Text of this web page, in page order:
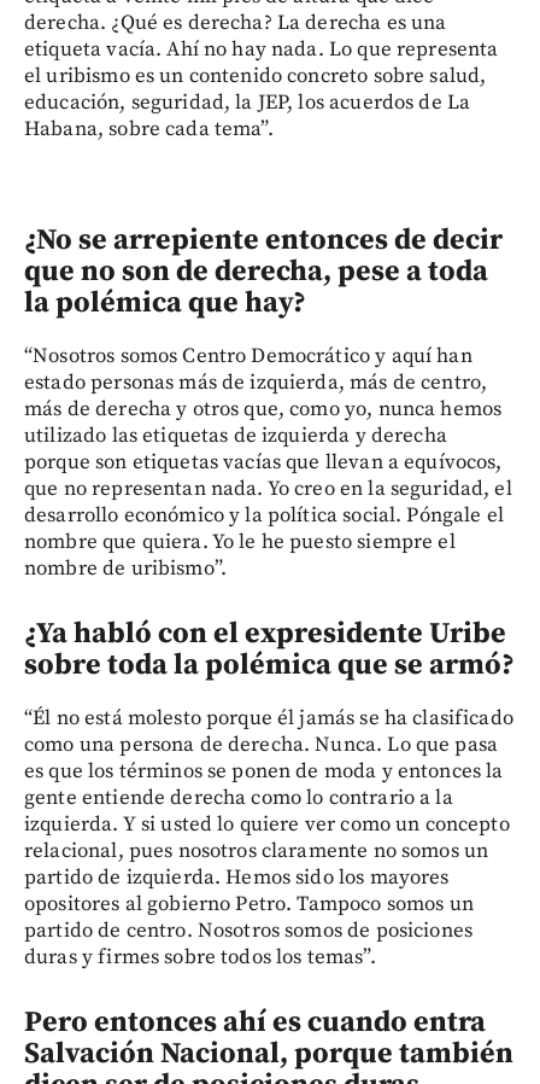
derecha. ¿Qué es derecha? La derecha es una
etiqueta vacía. Ahí no hay nada. Lo que representa
el uribismo es un contenido concreto sobre salud,
educación, seguridad, la JEP, los acuerdos de La
Habana, sobre cada tema”.
¿No se arrepiente entonces de decir
que no son de derecha, pese a toda
la polémica que hay?
“Nosotros somos Centro Democrático y aquí han
estado personas más de izquierda, más de centro,
más de derecha y otros que, como yo, nunca hemos
utilizado las etiquetas de izquierda y derecha
porque son etiquetas vacías que llevan a equívocos,
que no representan nada. Yo creo en la seguridad, el
desarrollo económico y la política social. Póngale el
nombre que quiera. Yo le he puesto siempre el
nombre de uribismo”.
¿Ya habló con el expresidente Uribe
sobre toda la polémica que se armó?
“Él no está molesto porque él jamás se ha clasificado
como una persona de derecha. Nunca. Lo que pasa
es que los términos se ponen de moda y entonces la
gente entiende derecha como lo contrario a la
izquierda. Y si usted lo quiere ver como un concepto
relacional, pues nosotros claramente no somos un
partido de izquierda. Hemos sido los mayores
opositores al gobierno Petro. Tampoco somos un
partido de centro. Nosotros somos de posiciones
duras y firmes sobre todos los temas”.
Pero entonces ahí es cuando entra
Salvación Nacional, porque también